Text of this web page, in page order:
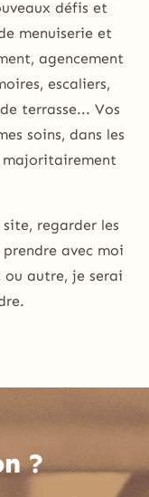
défis et
menuiserie et
agencement
escaliers,
terrasse... Vos
soins, dans les
majoritairement
regarder les
avec moi
ou autre, je serai
?